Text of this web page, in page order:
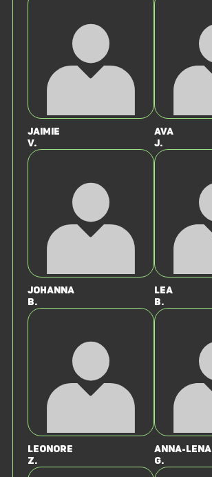
Jaimie
V.
Ava
J.
Johanna
B.
Lea
B.
Leonore
Z.
Anna-Lena
G.